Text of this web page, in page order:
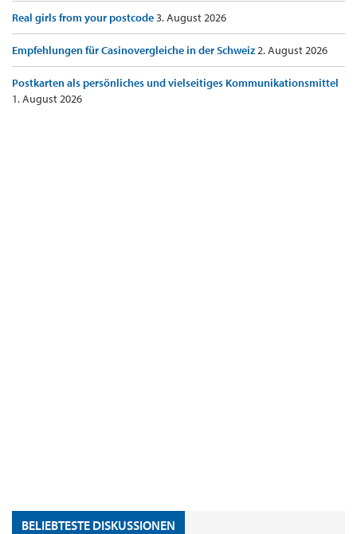
Real girls from your postcode3. August 2026
Empfehlungen für Casinovergleiche in der Schweiz2. August 2026
Postkarten als persönliches und vielseitiges Kommunikationsmittel
1. August 2026
BELIEBTESTE DISKUSSIONEN